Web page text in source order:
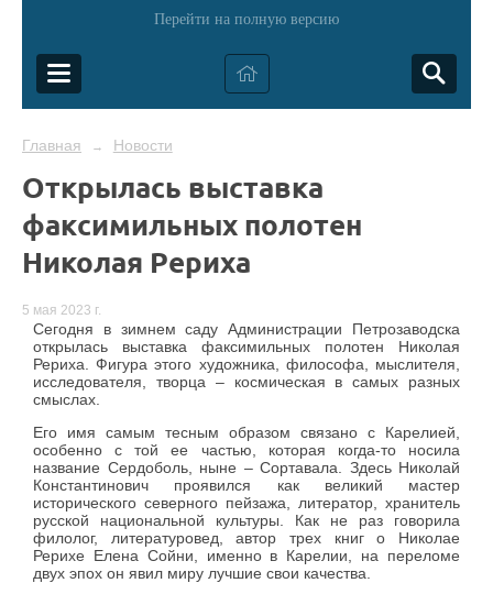
Перейти на полную версию
Главная → Новости
Открылась выставка
факсимильных полотен
Николая Рериха
5 мая 2023 г.
Сегодня в зимнем саду Администрации Петрозаводска
открылась выставка факсимильных полотен Николая
Рериха. Фигура этого художника, философа, мыслителя,
исследователя, творца – космическая в самых разных
смыслах.
Его имя самым тесным образом связано с Карелией,
особенно с той ее частью, которая когда-то носила
название Сердоболь, ныне – Сортавала. Здесь Николай
Константинович проявился как великий мастер
исторического северного пейзажа, литератор, хранитель
русской национальной культуры. Как не раз говорила
филолог, литературовед, автор трех книг о Николае
Рерихе Елена Сойни, именно в Карелии, на переломе
двух эпох он явил миру лучшие свои качества.